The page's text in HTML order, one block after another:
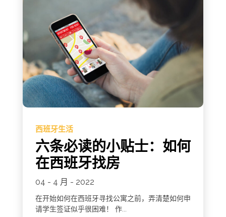
西班牙生活
六条必读的小贴士：如何
在西班牙找房
04 - 4 月 - 2022
在开始如何在西班牙寻找公寓之前，弄清楚如何申
请学生签证似乎很困难！ 作...